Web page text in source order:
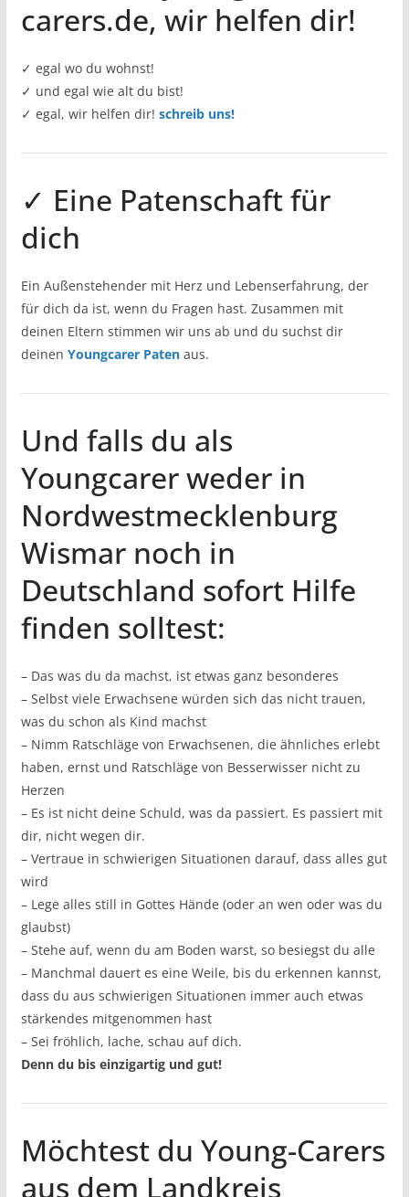
carers.de, wir helfen dir!
✓ egal wo du wohnst!
✓ und egal wie alt du bist!
✓ egal, wir helfen dir! schreib uns!
✓ Eine Patenschaft für
dich
Ein Außenstehender mit Herz und Lebenserfahrung, der
für dich da ist, wenn du Fragen hast. Zusammen mit
deinen Eltern stimmen wir uns ab und du suchst dir
deinen Youngcarer Patenaus.
Und falls du als
Youngcarer weder in
Nordwestmecklenburg
Wismar noch in
Deutschland sofort Hilfe
finden solltest:
– Das was du da machst, ist etwas ganz besonderes
– Selbst viele Erwachsene würden sich das nicht trauen,
was du schon als Kind machst
– Nimm Ratschläge von Erwachsenen, die ähnliches erlebt
haben, ernst und Ratschläge von Besserwisser nicht zu
Herzen
– Es ist nicht deine Schuld, was da passiert. Es passiert mit
dir, nicht wegen dir.
– Vertraue in schwierigen Situationen darauf, dass alles gut
wird
– Lege alles still in Gottes Hände (oder an wen oder was du
glaubst)
– Stehe auf, wenn du am Boden warst, so besiegst du alle
– Manchmal dauert es eine Weile, bis du erkennen kannst,
dass du aus schwierigen Situationen immer auch etwas
stärkendes mitgenommen hast
– Sei fröhlich, lache, schau auf dich.
Denn du bis einzigartig und gut!
Möchtest du Young-Carers
aus dem Landkreis